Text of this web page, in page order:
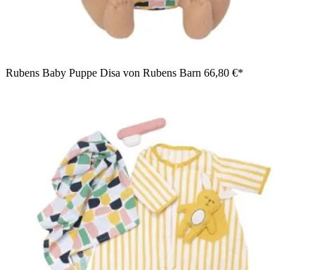
Rubens Baby Puppe Disa von Rubens Barn 66,80 €*